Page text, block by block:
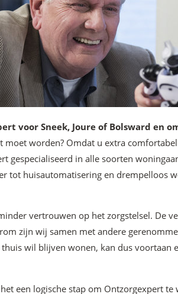
voor Sneek, Joure of Bolsward en
moet worden? Omdat u extra
gespecialiseerd in alle soorten
tot huisautomatisering en drempelloos
vertrouwen op het zorgstelsel. De
zijn wij samen met andere
wil blijven wonen, kan dus voortaan
een logische stap om Ontzorgexpert